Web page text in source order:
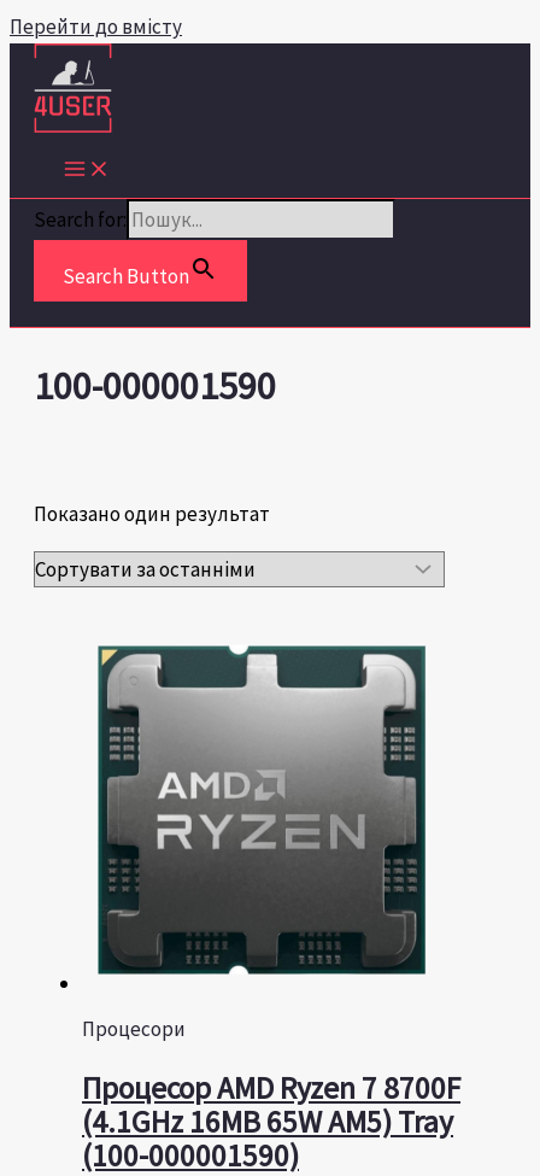
Перейти до вмісту
Search for:
Search Button
100-000001590
Показано один результат
Процесори
Процесор AMD Ryzen 7 8700F
(4.1GHz 16MB 65W AM5) Tray
(100-000001590)